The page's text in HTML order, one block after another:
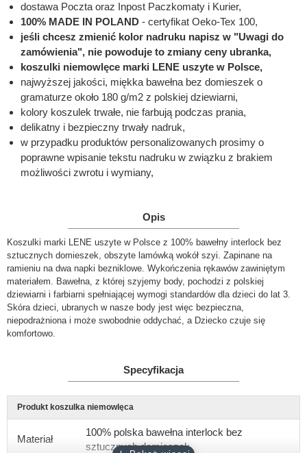
dostawa Poczta oraz Inpost Paczkomaty i Kurier,
100% MADE IN POLAND - certyfikat Oeko-Tex 100,
jeśli chcesz zmienić kolor nadruku napisz w "Uwagi do
zamówienia", nie powoduje to zmiany ceny ubranka,
koszulki niemowlęce marki LENE uszyte w Polsce,
najwyższej jakości, miękka bawełna bez domieszek o
gramaturze około 180 g/m2 z polskiej dziewiarni,
kolory koszulek trwałe, nie farbują podczas prania,
delikatny i bezpieczny trwały nadruk,
w przypadku produktów personalizowanych prosimy o
poprawne wpisanie tekstu nadruku w związku z brakiem
możliwości zwrotu i wymiany,
Opis
Koszulki marki LENE uszyte w Polsce z 100% bawełny interlock bez
sztucznych domieszek, obszyte lamówką wokół szyi. Zapinane na
ramieniu na dwa napki bezniklowe. Wykończenia rękawów zawiniętym
materiałem. Bawełna, z której szyjemy body, pochodzi z polskiej
dziewiarni i farbiarni spełniającej wymogi standardów dla dzieci do lat 3.
Skóra dzieci, ubranych w nasze body jest więc bezpieczna,
niepodrażniona i może swobodnie oddychać, a Dziecko czuje się
komfortowo.
Specyfikacja
Produkt koszulka niemowlęca
Materiał
100% polska bawełna interlock bez
sztucznych domieszek